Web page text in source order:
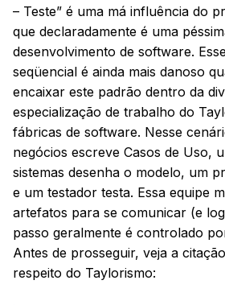
– Teste” é uma má influência do
que declaradamente é uma
desenvolvimento de software.
seqüencial é ainda mais danoso
encaixar este padrão dentro da
especialização de trabalho do
fábricas de software. Nesse
negócios escreve Casos de Uso,
sistemas desenha o modelo, um
e um testador testa. Essa equipe
artefatos para se comunicar (e
passo geralmente é controlado
Antes de prosseguir, veja a
respeito do Taylorismo: